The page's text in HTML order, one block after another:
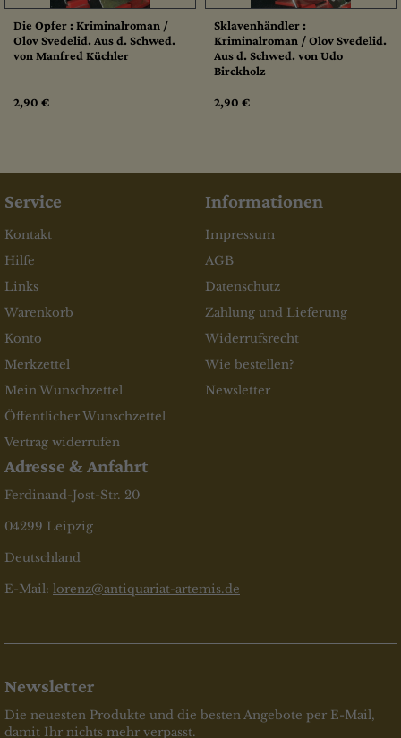
Die Opfer : Kriminalroman /
Olov Svedelid. Aus d. Schwed.
von Manfred Küchler
2,90 €
Sklavenhändler :
Kriminalroman / Olov Svedelid.
Aus d. Schwed. von Udo
Birckholz
2,90 €
Service
Kontakt
Hilfe
Links
Warenkorb
Konto
Merkzettel
Mein Wunschzettel
Öffentlicher Wunschzettel
Vertrag widerrufen
Informationen
Impressum
AGB
Datenschutz
Zahlung und Lieferung
Widerrufsrecht
Wie bestellen?
Newsletter
Adresse & Anfahrt
Ferdinand-Jost-Str. 20
04299 Leipzig
Deutschland
E-Mail: lorenz@antiquariat-artemis.de
Newsletter
Die neuesten Produkte und die besten Angebote per E-Mail,
damit Ihr nichts mehr verpasst.